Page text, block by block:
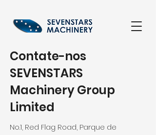
Contate-nos
SEVENSTARS
Machinery Group
Limited
No.1, Red Flag Road, Parque de